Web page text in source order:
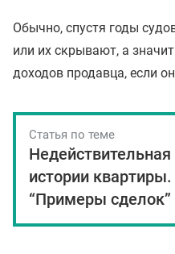
Обычно, спустя годы
или их скрывают, а
доходов продавца, если
Статья по теме
истории
“Примеры сделок”